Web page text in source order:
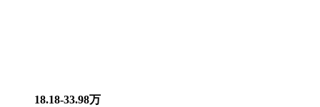
18.18-33.98万